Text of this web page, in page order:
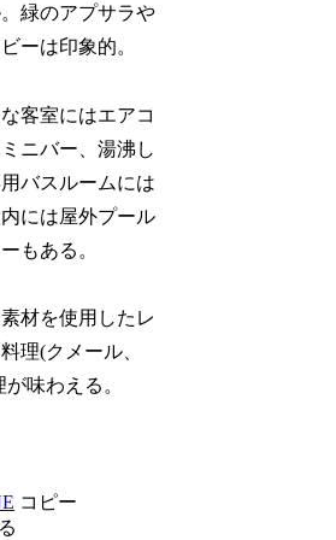
緑のアプサラや
ーは印象的。
客室にはエアコ
ニバー、湯沸し
バスルームには
には屋外プール
もある。
材を使用したレ
理(クメール、
味わえる。
コピー